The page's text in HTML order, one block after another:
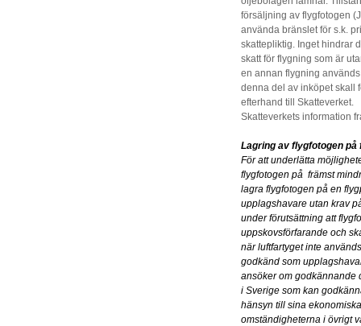
försäljning av flygfotogen
använda bränslet för s.k.
skattepliktig. Inget hindrar
skatt för flygning som är
en annan flygning
denna del av inköpet skall
efterhand till Skatteverket.
Skatteverkets information
Lagring av flygfotogen
För att underlätta
flygfotogen på främst
lagra flygfotogen på en
upplagshavare utan krav
underförutsättning att
uppskovsförfarande och
när luftfartyget inte
godkänd som
ansökerom godkännande
i Sverige som kan
hänsyn till sina
omständigheterna i övrigt